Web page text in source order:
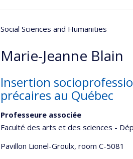
Social Sciences and Humanities
Marie-Jeanne Blain
Insertion
précaires au Québec
Professeure associée
Faculté des arts et des sciences -
Pavillon Lionel-Groulx, room C-5081